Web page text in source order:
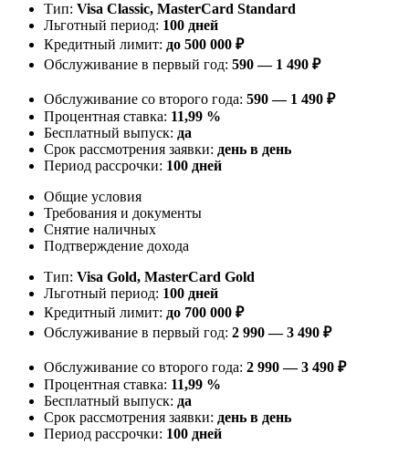
Тип: Visa Classic, MasterСard Standard
Льготный период: 100 дней
Кредитный лимит: до 500 000 ₽
Обслуживание в первый год: 590 — 1 490 ₽
Обслуживание со второго года: 590 — 1 490 ₽
Процентная ставка: 11,99 %
Бесплатный выпуск: да
Срок рассмотрения заявки: день в день
Период рассрочки: 100 дней
Общие условия
Требования и документы
Снятие наличных
Подтверждение дохода
Тип: Visa Gold, MasterСard Gold
Льготный период: 100 дней
Кредитный лимит: до 700 000 ₽
Обслуживание в первый год: 2 990 — 3 490 ₽
Обслуживание со второго года: 2 990 — 3 490 ₽
Процентная ставка: 11,99 %
Бесплатный выпуск: да
Срок рассмотрения заявки: день в день
Период рассрочки: 100 дней